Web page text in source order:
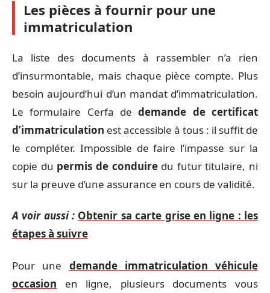
Les pièces à fournir pour une
immatriculation
La liste des documents à rassembler n’a rien
d’insurmontable, mais chaque pièce compte. Plus
besoin aujourd’hui d’un mandat d’immatriculation.
Le formulaire Cerfa dedemande de certificat
d’immatriculation est accessible à tous : il suffit de
le compléter. Impossible de faire l’impasse sur la
copie du permis de conduiredu futur titulaire, ni
sur la preuve d’une assurance en cours de validité.
A voir aussi : Obtenir sa carte grise en ligne : les
étapes à suivre
Pour une demande immatriculation véhicule
occasion en ligne, plusieurs documents vous